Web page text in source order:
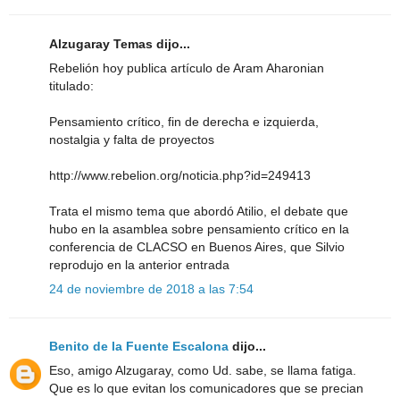
Alzugaray Temas dijo...
Rebelión hoy publica artículo de Aram Aharonian
titulado:
Pensamiento crítico, fin de derecha e izquierda,
nostalgia y falta de proyectos
http://www.rebelion.org/noticia.php?id=249413
Trata el mismo tema que abordó Atilio, el debate que
hubo en la asamblea sobre pensamiento crítico en la
conferencia de CLACSO en Buenos Aires, que Silvio
reprodujo en la anterior entrada
24 de noviembre de 2018 a las 7:54
Benito de la Fuente Escalona dijo...
Eso, amigo Alzugaray, como Ud. sabe, se llama fatiga.
Que es lo que evitan los comunicadores que se precian